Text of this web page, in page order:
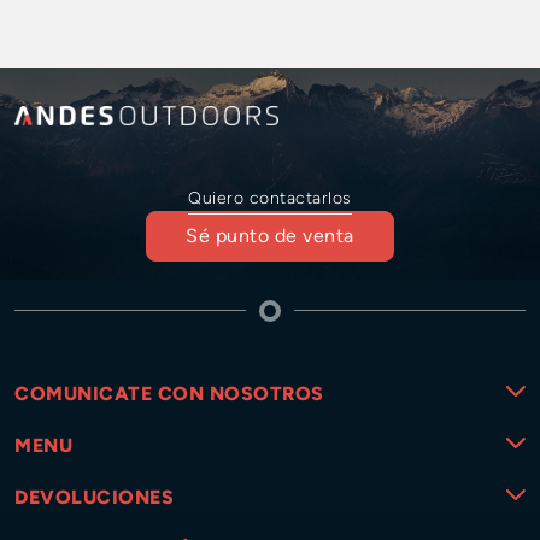
Quiero contactarlos
Sé punto de venta
COMUNICATE CON NOSOTROS
MENU
DEVOLUCIONES